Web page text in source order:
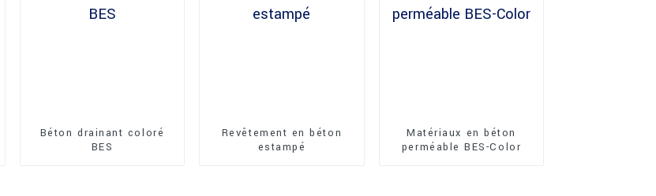
Béton drainant coloré
BES
Revêtement en béton
estampé
Matériaux en béton
perméable BES-Color